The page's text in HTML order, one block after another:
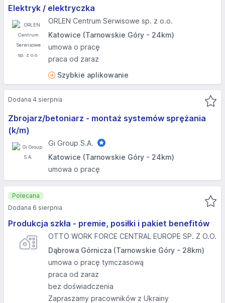
Elektryk / elektryczka
ORLEN Centrum Serwisowe sp. z o.o.
Katowice (Tarnowskie Góry - 24km)
umowa o pracę
praca od zaraz
Szybkie aplikowanie
Zbrojarz/betoniarz - montaż systemów sprężania
(k/m)
Gi Group S.A.
Katowice (Tarnowskie Góry - 24km)
umowa o pracę
Dodana 4 sierpnia
Produkcja szkła - premie, posiłki i pakiet benefitów
OTTO WORK FORCE CENTRAL EUROPE SP. Z O.O.
Dąbrowa Górnicza (Tarnowskie Góry - 28km)
umowa o pracę tymczasową
praca od zaraz
bez doświadczenia
Zapraszamy pracowników z Ukrainy
Polecana
Dodana 6 sierpnia